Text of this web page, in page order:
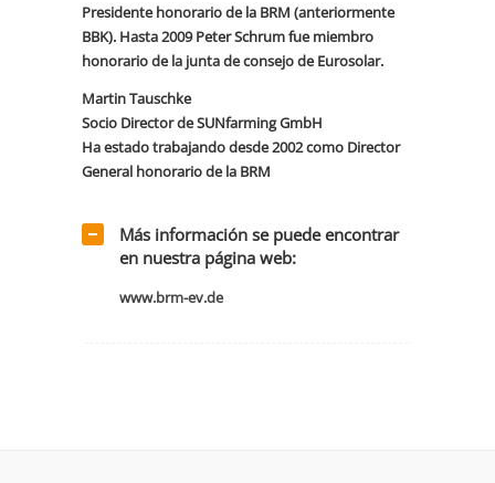
Presidente honorario de la BRM (anteriormente
BBK). Hasta 2009 Peter Schrum fue miembro
honorario de la junta de consejo de Eurosolar.
Martin Tauschke
Socio Director de SUNfarming GmbH
Ha estado trabajando desde 2002 como Director
General honorario de la BRM
Más información se puede encontrar
en nuestra página web:
www.brm-ev.de